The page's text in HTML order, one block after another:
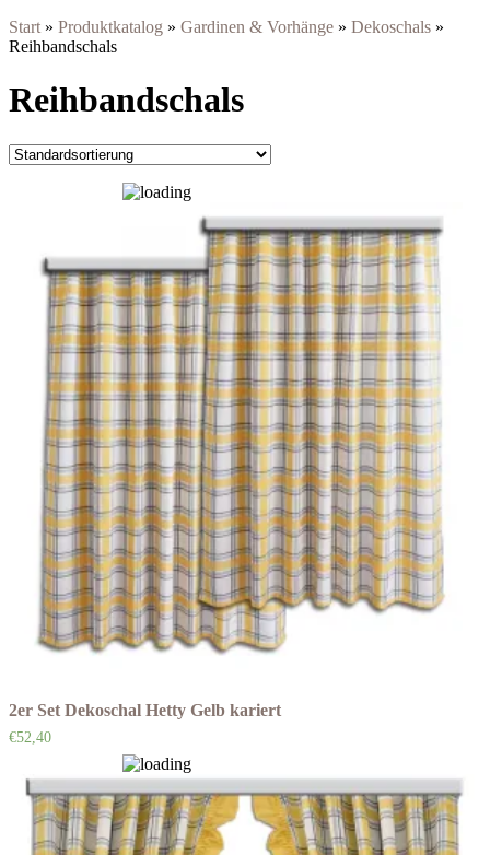
Start » Produktkatalog » Gardinen & Vorhänge » Dekoschals »
Reihbandschals
Reihbandschals
2er Set Dekoschal Hetty Gelb kariert
€52,40